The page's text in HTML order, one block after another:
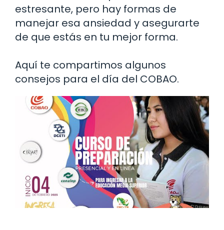
estresante, pero hay formas de
manejar esa ansiedad y asegurarte
de que estás en tu mejor forma.
Aquí te compartimos algunos
consejos para el día del COBAO.